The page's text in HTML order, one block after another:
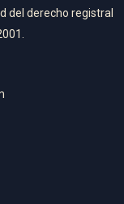
del derecho registral